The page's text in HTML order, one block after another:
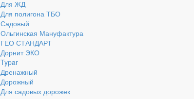
Для ЖД
Для полигона ТБО
Садовый
Ольгинская Мануфактура
ГЕО СТАНДАРТ
Дорнит ЭКО
Typar
Дренажный
Дорожный
Для садовых дорожек